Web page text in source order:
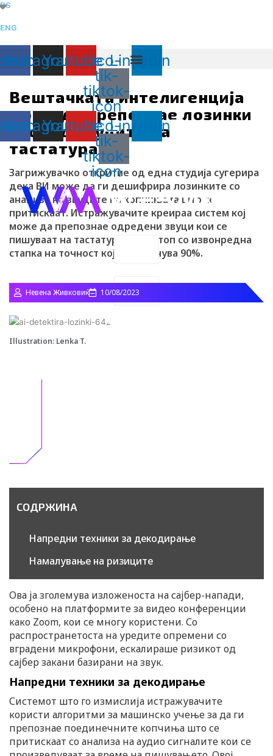
Skip
content
RS
ENG
Instagram
YoutubeIco-
tik-
tiktok-
icon
Linkedin
Instagram
YoutubeIco-
tik-
tiktok-
icon
Linkedin
Search
Вештачката интелигенција
може да препознае лозинки
според звуците на
тастатурата
Загрижувачко откритие од една студија сугерира
дека ВИ може да ги дешифрира лозинките со
анализа на звуците на копчињата што се
притискаат. Истражувачите креираа систем кој
може да препознае одредени звуци кои се
пишуваат на тастатура на лаптоп со извонредна
стапка на точност која надминува 90%.
Невена Живковиќ 10/08/2023
Illustration: Lenka T.
СОДРЖИНА
Напредни техники за декодирање
Намалување на ризиците
Ова ја зголемува изложеноста на сајбер-напади,
особено на платформите за видео конференции
како Zoom, кои се многу користени. Со
распространетоста на уредите опремени со
вградени микрофони, ескалираше ризикот од
сајбер закани базирани на звук.
Напредни техники за декодирање
Системот што го измислија истражувачите
користи алгоритми за машинско учење за да ги
препознае поединечните копчиња што се
притискаат со анализа на аудио сигналите кои се